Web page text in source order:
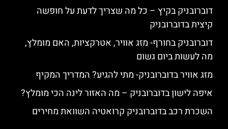
דוברובניק בקיץ – כל מה שצריך לדעת על חופשה
קיצית בדוברובניק
דוברובניק בחורף- מזג אוויר, אטרקציות, האם מומלץ,
מה לעשות ביום גשום
מזג אוויר בדוברובניק- מתי להגיע? המדריך המקיף
איפה לישון בדוברובניק – מה האזור לינה הכי מומלץ?
השכרת רכב בדוברובניק קרואטיה השוואת מחירים